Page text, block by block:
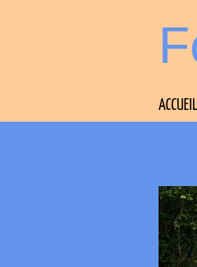
ACCUEIL